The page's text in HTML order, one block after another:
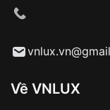
Từ khóa SEO:
Về VNLUX